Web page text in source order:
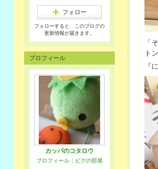
「
ト
『
フォロー
フォローすると、このブログの
更新情報が届きます。
プロフィール
カッパのコタロウ
プロフィール ｜ ピグの部屋